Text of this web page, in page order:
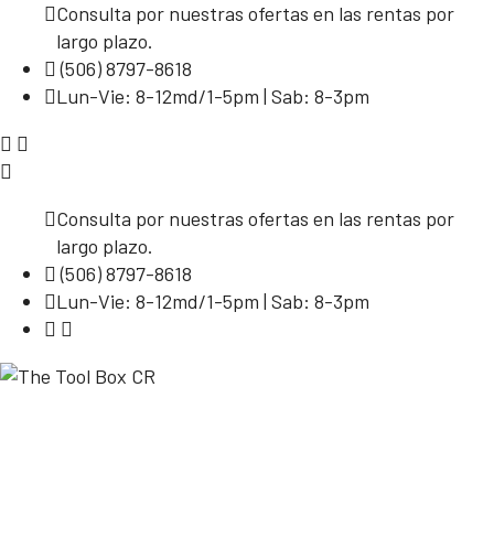
Consulta por nuestras ofertas en las rentas por
largo plazo.
(506) 8797-8618
Lun-Vie: 8-12md/1-5pm | Sab: 8-3pm
Consulta por nuestras ofertas en las rentas por
largo plazo.
(506) 8797-8618
Lun-Vie: 8-12md/1-5pm | Sab: 8-3pm